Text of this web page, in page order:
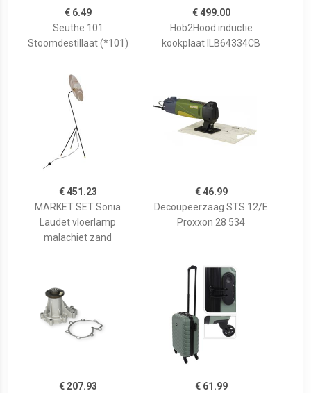
€ 6.49
Seuthe 101
Stoomdestillaat (*101)
€ 499.00
Hob2Hood inductie
kookplaat ILB64334CB
€ 451.23
MARKET SET Sonia
Laudet vloerlamp
malachiet zand
€ 46.99
Decoupeerzaag STS 12/E
Proxxon 28 534
€ 207.93
€ 61.99